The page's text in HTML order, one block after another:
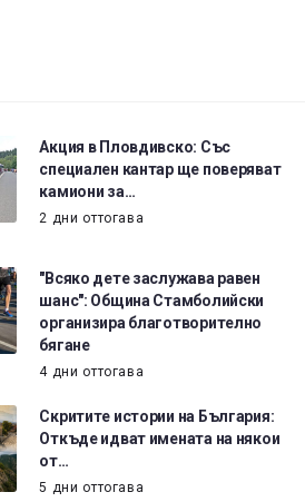
Акция в Пловдивско: Със
специален кантар ще поверяват
камиони за…
2 дни оттогава
"Всяко дете заслужава равен
шанс": Община Стамболийски
организира благотворително
бягане
4 дни оттогава
Скритите истории на България:
Откъде идват имената на някои
от…
5 дни оттогава